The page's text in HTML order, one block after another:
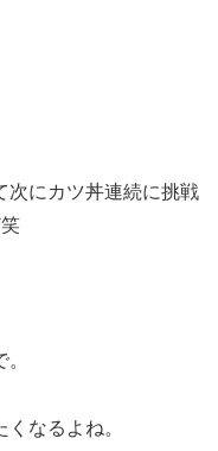
次にカツ丼連続に挑戦
なるよね。